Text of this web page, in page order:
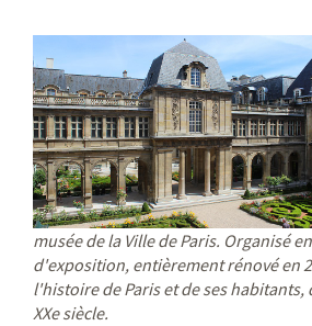
musée de la Ville de Paris. Organisé
d'exposition, entièrement rénové en
l'histoire de Paris et de ses habitants,
XXe siècle.